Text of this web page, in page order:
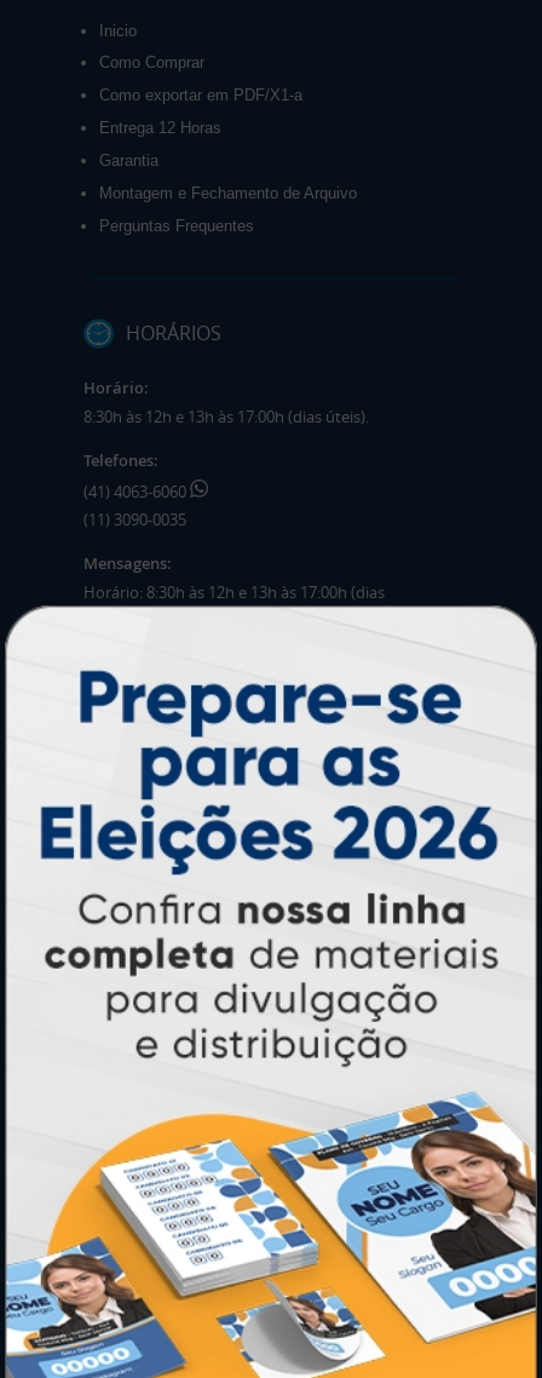
Inicio
Como Comprar
Como exportar em PDF/X1-a
Entrega 12 Horas
Garantia
Montagem e Fechamento de Arquivo
Perguntas Frequentes
HORÁRIOS
Horário:
8:30h às 12h e 13h às 17:00h (dias úteis).
Telefones:
(41) 4063-6060
(11) 3090-0035
Mensagens:
Horário: 8:30h às 12h e 13h às 17:00h (dias
úteis).
PRODUTOS
Adesivos
Pastas
Cartão de Visita
Folder, Flyer e Panfleto
Banners e Lonas
Calendários 2027
PAGUE COM